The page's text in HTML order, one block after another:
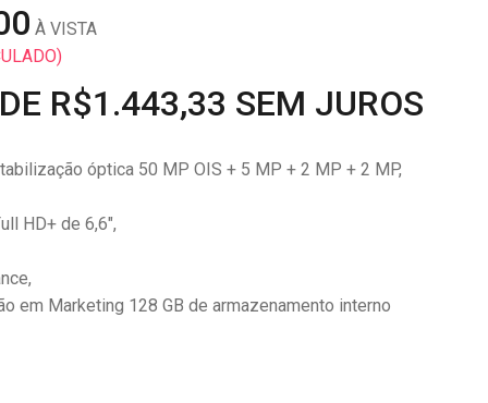
À VISTA
R$1.443,33 SEM JUROS
óptica 50 MP OIS + 5 MP + 2 MP + 2 MP,
HD+ de 6,6″,
em Marketing 128 GB de armazenamento interno